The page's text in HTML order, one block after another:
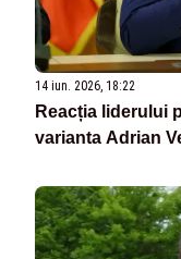
14 iun. 2026, 18:22
Reacția liderului
varianta Adrian